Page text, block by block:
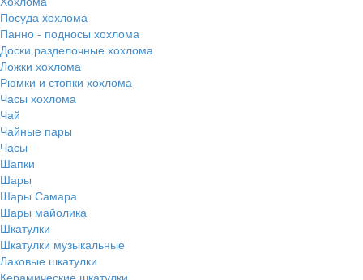
Посуда хохлома
Панно - подносы хохлома
Доски разделочные хохлома
Ложки хохлома
Рюмки и стопки хохлома
Часы хохлома
Чай
Чайные пары
Часы
Шапки
Шары
Шары Самара
Шары майолика
Шкатулки
Шкатулки музыкальные
Лаковые шкатулки
Керамические шкатулки